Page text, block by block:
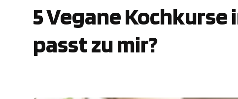
5 Vegane Kochkurse
passt zu mir?